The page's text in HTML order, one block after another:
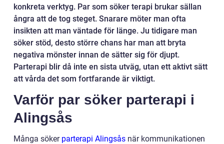
konkreta verktyg. Par som söker terapi brukar sällan
ångra att de tog steget. Snarare möter man ofta
insikten att man väntade för länge. Ju tidigare man
söker stöd, desto större chans har man att bryta
negativa mönster innan de sätter sig för djupt.
Parterapi blir då inte en sista utväg, utan ett aktivt sätt
att vårda det som fortfarande är viktigt.
Varför par söker parterapi i
Alingsås
Många söker parterapi Alingsås när kommunikationen